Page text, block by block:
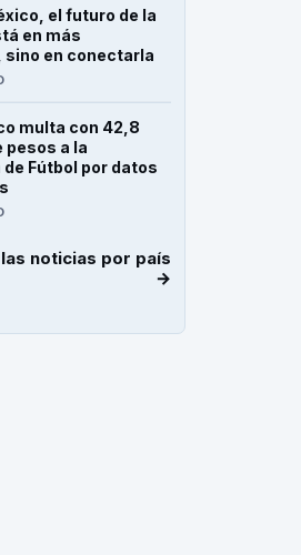
el futuro de la
en más
sino en conectarla
multa con 42,8
pesos a la
de Fútbol por datos
noticias por país
→